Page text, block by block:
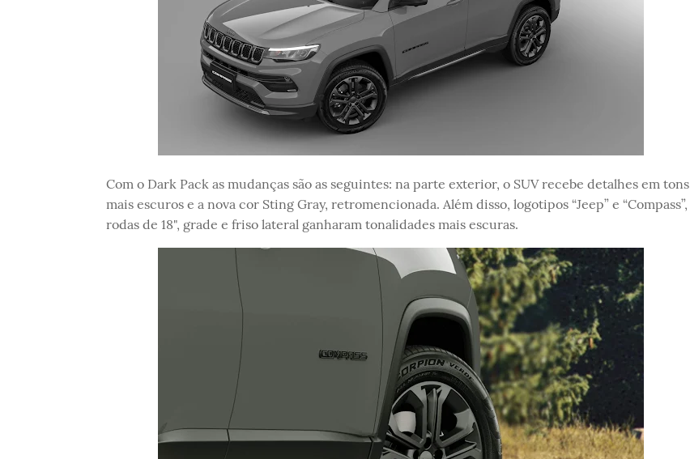
Com o Dark Pack as mudanças são as seguintes: na parte exterior, o SUV recebe detalhes em tons
mais escuros e a nova cor Sting Gray, retromencionada. Além disso, logotipos “Jeep” e “Compass”,
rodas de 18", grade e friso lateral ganharam tonalidades mais escuras.